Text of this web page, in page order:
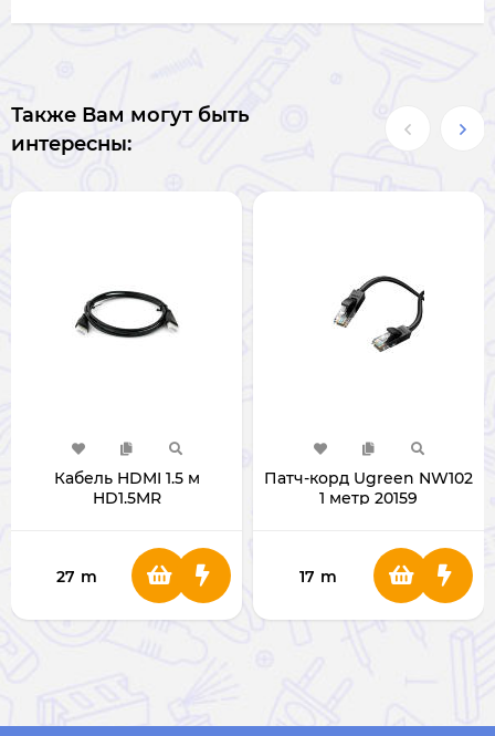
Также Вам могут быть
интересны:
Кабель HDMI 1.5 м
HD1.5MR
27 m
Патч-корд Ugreen NW102
1 метр 20159
17 m